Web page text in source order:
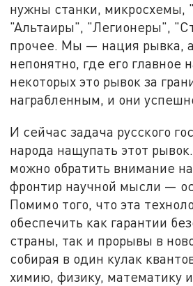
нужны станки, микросхемы,
"Альтаиры", "Легионеры",
прочее. Мы — нация рывка,
непонятно, где его главное
некоторых это рывок за
награбленным, и они
И сейчас задача русского
народа нащупать этот
можно обратить внимание
фронтир научной мысли —
Помимо того, что эта
обеспечить как гарантии
страны, так и прорывы в
собирая в один кулак
химию, физику, математику